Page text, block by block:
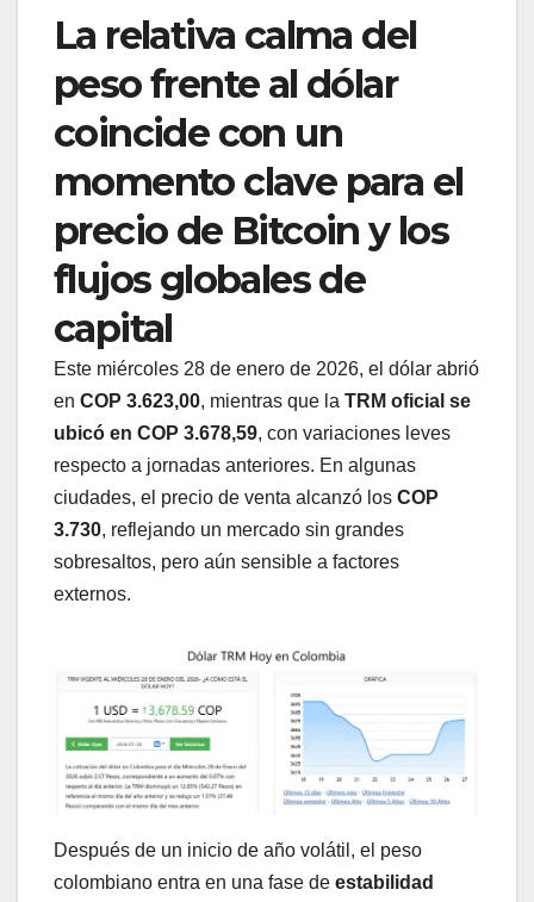
La relativa calma del
peso frente al dólar
coincide con un
momento clave para el
precio de Bitcoin y los
flujos globales de
capital
Este miércoles 28 de enero de 2026, el dólar abrió
en COP 3.623,00, mientras que la TRM oficial se
ubicó en COP 3.678,59, con variaciones leves
respecto a jornadas anteriores. En algunas
ciudades, el precio de venta alcanzó los COP
3.730, reflejando un mercado sin grandes
sobresaltos, pero aún sensible a factores
externos.
Después de un inicio de año volátil, el peso
colombiano entra en una fase de estabilidad